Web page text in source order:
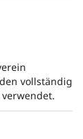
vollständig